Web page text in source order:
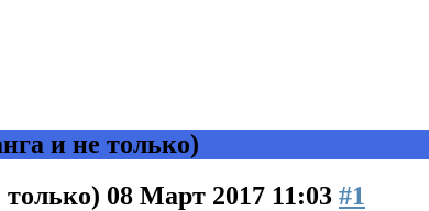
и не только)
08 Март 2017 11:03 #1